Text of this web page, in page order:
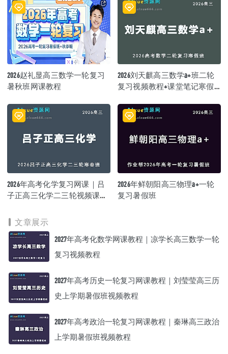
2026赵礼显高三数学一轮复习
暑秋班网课教程
2026刘天麒高三数学a+班二轮
复习视频教程+课堂笔记寒假
2026年高考化学复习网课｜吕
子正高三化学二三轮视频课程
2026年鲜朝阳高三物理a+一轮
复习暑假班
文章展示
2027年高考化数学网课教程｜凉学长高三数学一轮
复习视频教程
2027年高考历史一轮复习网课教程｜刘莹莹高三历
史上学期暑假班视频教程
2027年高考政治一轮复习网课教程｜秦琳高三政治
上学期暑假班视频教程